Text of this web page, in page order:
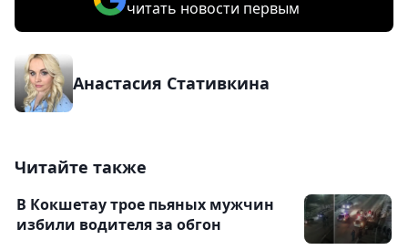
читать новости первым
Анастасия Стативкина
Читайте также
В Кокшетау трое пьяных мужчин
избили водителя за обгон